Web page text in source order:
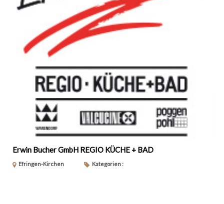
Erwin Bucher GmbH REGIO KÜCHE + BAD
Efringen-Kirchen Kategorien :